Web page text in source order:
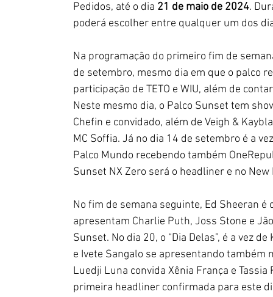
Pedidos, até o dia 21 de maio de 2024.
poderá escolher entre qualquer um dos
Na programação do primeiro fim de
de setembro, mesmo dia em que o palco
participação de TETO e WIU, além de
Neste mesmo dia, o Palco Sunset tem
Chefin e convidado, além de Veigh &
MC Soffia. Já no dia 14 de setembro é a
Palco Mundo recebendo também
Sunset NX Zero será o headliner e no
No fim de semana seguinte, Ed Sheeran
apresentam Charlie Puth, Joss Stone e
Sunset. No dia 20, o “Dia Delas”, é a vez
e Ivete Sangalo se apresentando também
Luedji Luna convida Xênia França e
primeira headliner confirmada para este